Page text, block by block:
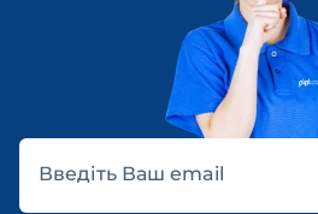
Введіть Ваш email